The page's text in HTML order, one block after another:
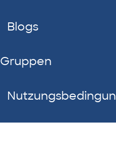
Blogs
Gruppen